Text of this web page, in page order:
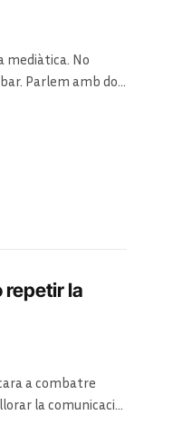
mediàtica. No
Parlem amb dos
repetir la
a combatre
la comunicació